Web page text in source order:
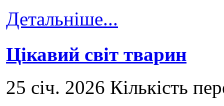
Детальніше...
Цікавий світ тварин
25 січ. 2026 Кількість